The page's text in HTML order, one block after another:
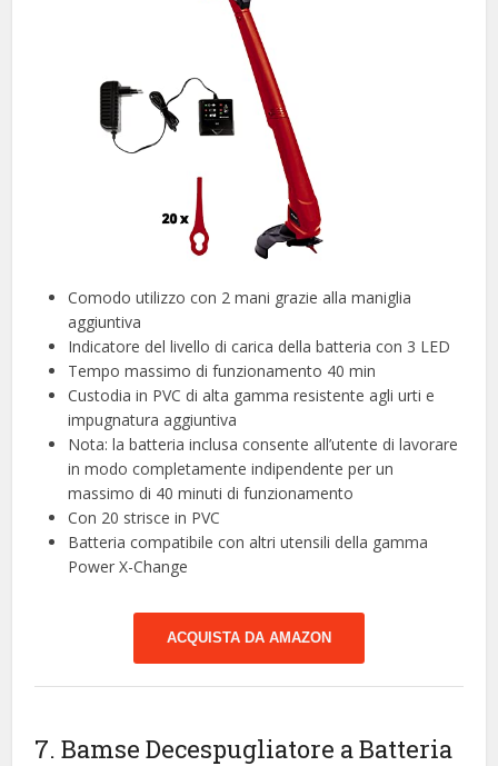
Comodo utilizzo con 2 mani grazie alla maniglia
aggiuntiva
Indicatore del livello di carica della batteria con 3 LED
Tempo massimo di funzionamento 40 min
Custodia in PVC di alta gamma resistente agli urti e
impugnatura aggiuntiva
Nota: la batteria inclusa consente all’utente di lavorare
in modo completamente indipendente per un
massimo di 40 minuti di funzionamento
Con 20 strisce in PVC
Batteria compatibile con altri utensili della gamma
Power X-Change
ACQUISTA DA AMAZON
7. Bamse Decespugliatore a Batteria